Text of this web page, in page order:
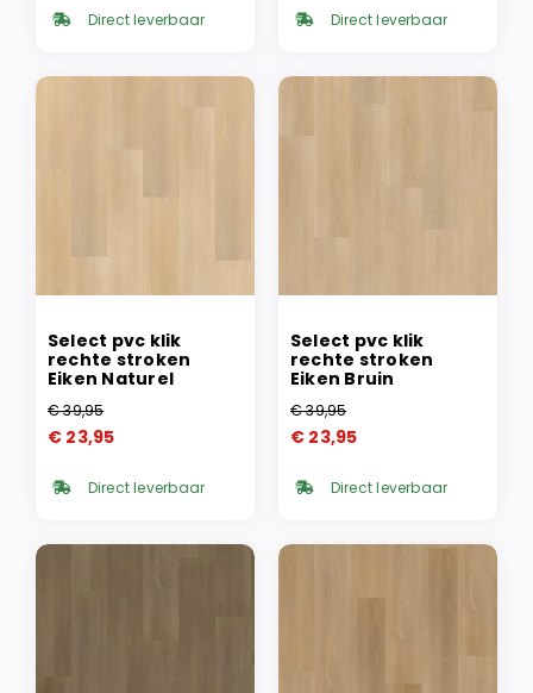
was:
is: Direct leverbaar was:
is: Direct leverbaar
Select pvc klik
rechte stroken
Eiken Naturel
€39,95
Oorspronkelijke
was:
€ 23,95
Huidige
is: Direct leverbaar
Select pvc klik
rechte stroken
Eiken Bruin
€39,95
Oorspronkelijke
was:
€ 23,95
Huidige
is: Direct leverbaar